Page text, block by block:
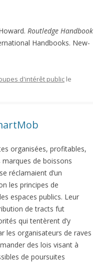
Routledge Handbook
Handbooks. New-
d'intérêt public le
organisées, profitables,
de boissons
réclamaient d’un
les principes de
espaces publics. Leur
de tracts fut
qui tentèrent d’y
les organisateurs de raves
des lois visant à
de poursuites